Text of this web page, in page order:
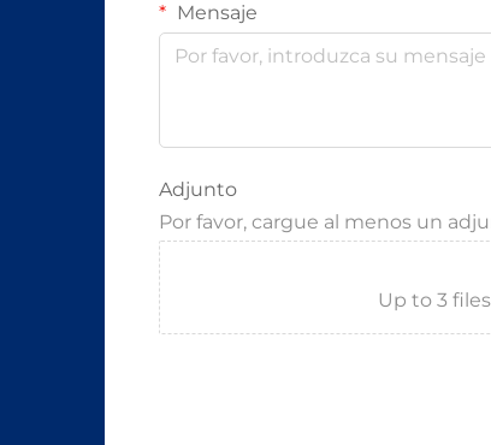
Mensaje
Adjunto
Por favor, cargue al menos un
Up to 3